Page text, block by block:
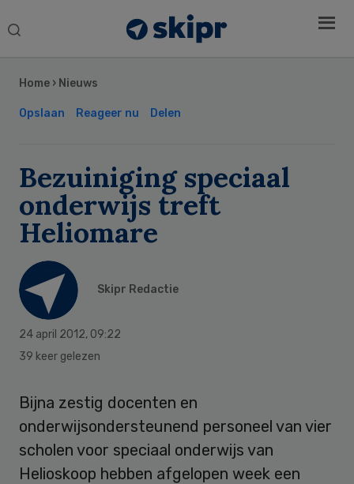
Search
Home › Nieuws
Opslaan Reageer nu Delen
Bezuiniging speciaal
onderwijs treft
Heliomare
Skipr Redactie
24 april 2012, 09:22
39 keer gelezen
Bijna zestig docenten en
onderwijsondersteunend personeel van vier
scholen voor speciaal onderwijs van
Helioskoop hebben afgelopen week een
Sidebar